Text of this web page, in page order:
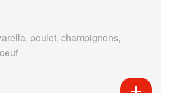
poulet, champignons,